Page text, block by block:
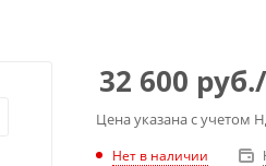
32 600 руб.
Цена указана с учетом
Нет в наличии